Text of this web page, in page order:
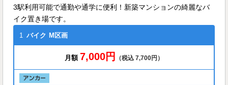
3駅利用可能で通勤や通学に便利！新築マンションの綺麗なバ
イク置き場です。
1 バイク M区画
月額 7,000円 （税込 7,700円）